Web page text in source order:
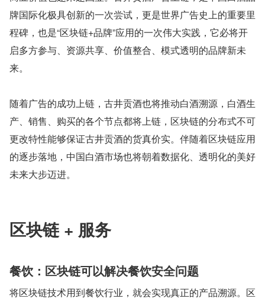
牌国际化极具创新的一次尝试，更是世界广告史上的重要里
程碑，也是“区块链+品牌”应用的一次伟大实践，它必将开
启多方参与、资源共享、价值整合、模式透明的品牌新未
来。
随着广告的成功上链，古井贡酒也将推动白酒溯源，白酒生
产、销售、购买的各个节点都将上链，区块链的分布式不可
更改特性能够保证古井贡酒的货真价实。伴随着区块链应用
的逐步落地，中国白酒市场也将朝着数据化、透明化的美好
未来大步迈进。
区块链 + 服务
餐饮：区块链可以解决餐饮安全问题
将区块链技术用到餐饮行业，就会实现真正的产品溯源。区